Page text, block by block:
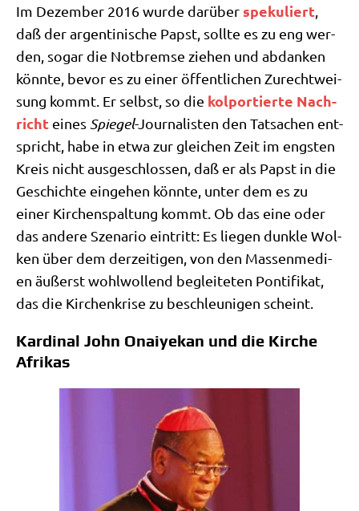
Im Dezem­ber 2016 wur­de dar­über spe­ku­liert
daß der argen­ti­ni­sche Papst, soll­te es zu eng wer­
den, sogar die Not­brem­se zie­hen und abdan­ken
könn­te, bevor es zu einer öffent­li­chen Zurecht­wei­
sung kommt. Er selbst, so die kol­por­tier­te Nach­
richt eines Spie­gel-Jour­na­li­sten den Tat­sa­chen ent­
spricht, habe in etwa zur glei­chen Zeit im eng­sten
Kreis nicht aus­ge­schlos­sen, daß er als Papst in die
Geschich­te ein­ge­hen könn­te, unter dem es zu
einer Kir­chen­spal­tung kommt. Ob das eine oder
das ande­re Sze­na­rio ein­tritt: Es lie­gen dunk­le Wol­
ken über dem der­zei­ti­gen, von den Mas­sen­me­di­
en äußerst wohl­wol­lend beglei­te­ten Pon­ti­fi­kat,
das die Kir­chen­kri­se zu beschleu­ni­gen scheint.
Kardinal John Onaiyekan und die Kirche
Afrikas